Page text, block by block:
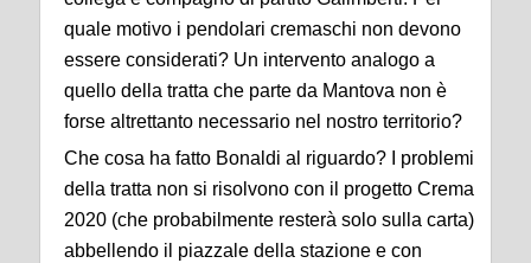
quale motivo i pendolari cremaschi non devono
essere considerati? Un intervento analogo a
quello della tratta che parte da Mantova non è
forse altrettanto necessario nel nostro territorio?
Che cosa ha fatto Bonaldi al riguardo? I problemi
della tratta non si risolvono con il progetto Crema
2020 (che probabilmente resterà solo sulla carta)
abbellendo il piazzale della stazione e con